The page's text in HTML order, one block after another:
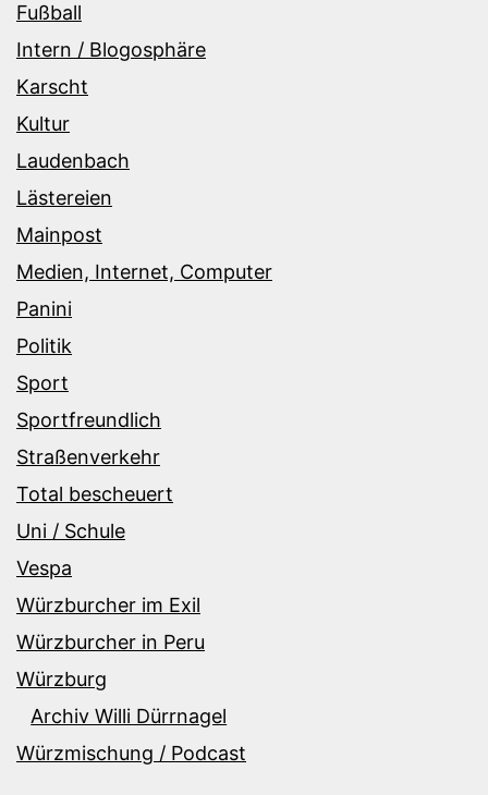
Fußball
Intern / Blogosphäre
Karscht
Kultur
Laudenbach
Lästereien
Mainpost
Medien, Internet, Computer
Panini
Politik
Sport
Sportfreundlich
Straßenverkehr
Total bescheuert
Uni / Schule
Vespa
Würzburcher im Exil
Würzburcher in Peru
Würzburg
Archiv Willi Dürrnagel
Würzmischung / Podcast